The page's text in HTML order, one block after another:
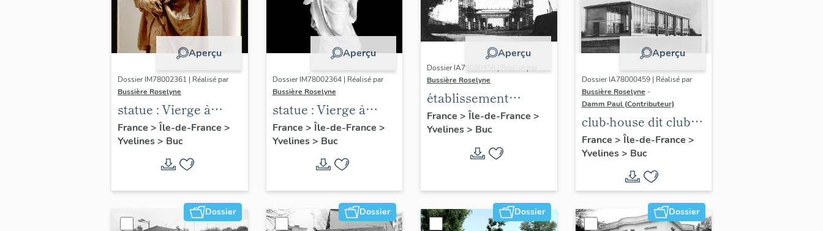
Aperçu
Dossier IM78002361 | Réalisé par
Bussière Roselyne
statue : Vierge à
l'Enfant (n°2)
France > Île-de-France >
Yvelines> Buc
Aperçu
Dossier IM78002364 | Réalisé par
Bussière Roselyne
statue : Vierge à
l'Enfant (n°1)
France > Île-de-France >
Yvelines> Buc
Aperçu
Dossier IA78000458 | Réalisé par
Bussière Roselyne
établissement
aéronautique dit
aéroparc Louis-
France > Île-de-France >
Yvelines> Buc
Aperçu
Dossier IA78000459 | Réalisé par
Bussière Roselyne -
Damm Paul (Contributeur)
club-house dit club
Roland Garros
France > Île-de-France >
Yvelines> Buc
Dossier Dossier Dossier Dossier